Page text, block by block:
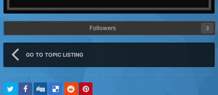
Followers 3
GO TO TOPIC LISTING